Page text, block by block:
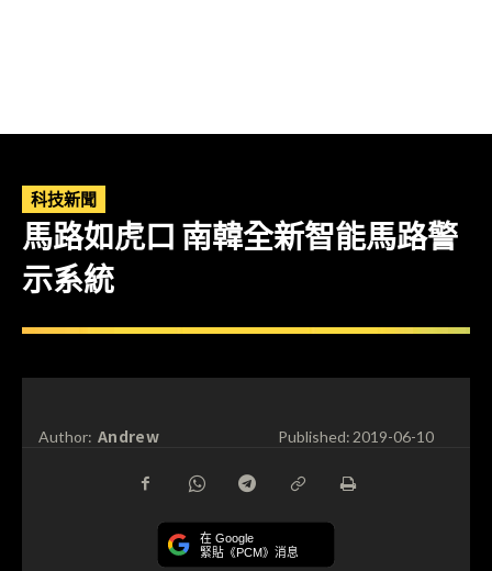
科技新聞
馬路如虎口 南韓全新智能馬路警
示系統
Author: Andrew Published:2019-06-10
在 Google
緊貼《PCM》消息